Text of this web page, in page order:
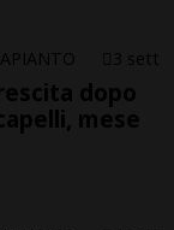
3 sett
dopo
mese